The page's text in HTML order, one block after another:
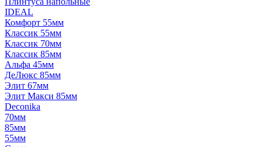
IDEAL
Комфорт 55мм
Классик 55мм
Классик 70мм
Классик 85мм
Альфа 45мм
ДеЛюкс 85мм
Элит 67мм
Элит Макси 85мм
Deconika
70мм
85мм
55мм